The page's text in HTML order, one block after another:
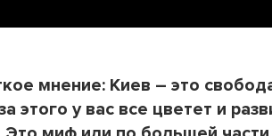
мнение: Киев – это
этого у вас все цветет и